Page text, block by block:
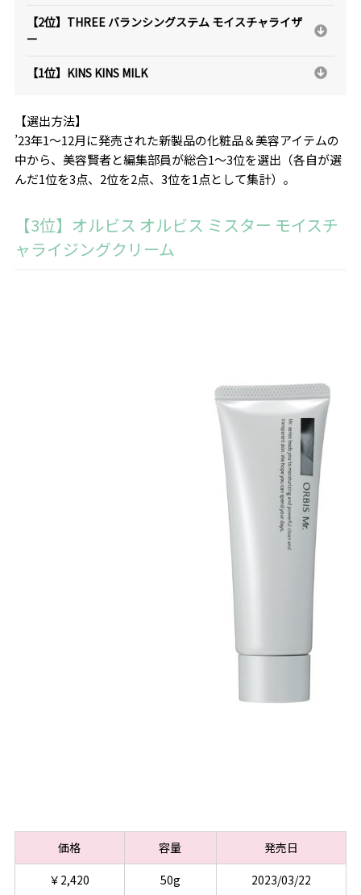
【2位】THREE バランシングステム モイスチャライザ
ー
【1位】KINS KINS MILK
【選出方法】
’23年1～12月に発売された新製品の化粧品＆美容アイテムの
中から、美容賢者と編集部員が総合1～3位を選出（各自が選
んだ1位を3点、2位を2点、3位を1点として集計）。
【3位】オルビス オルビス ミスター モイスチ
ャライジングクリーム
価格 容量
発売日
￥2,420
50g 2023/03/22